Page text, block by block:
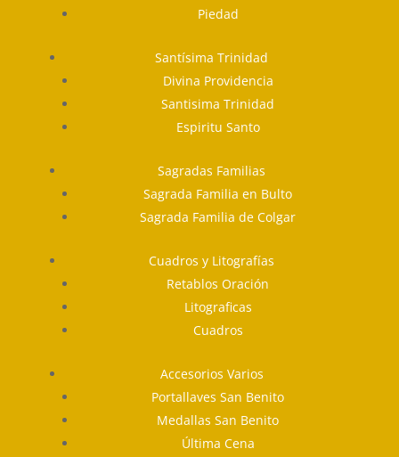
Piedad
Santísima Trinidad
Divina Providencia
Santisima Trinidad
Espiritu Santo
Sagradas Familias
Sagrada Familia en Bulto
Sagrada Familia de Colgar
Cuadros y Litografías
Retablos Oración
Litograficas
Cuadros
Accesorios Varios
Portallaves San Benito
Medallas San Benito
Última Cena